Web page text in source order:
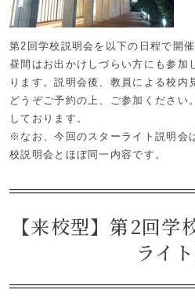
第2回学校説明会を以下の日程で開催
昼間はお出かけしづらい方にも参加
ります。説明会後、教員による校内
どうぞご予約の上、ご参加ください
しております。
※なお、今回のスターライト説明会
校説明会とほぼ同一内容です。
【来校型】第2回学
ライト